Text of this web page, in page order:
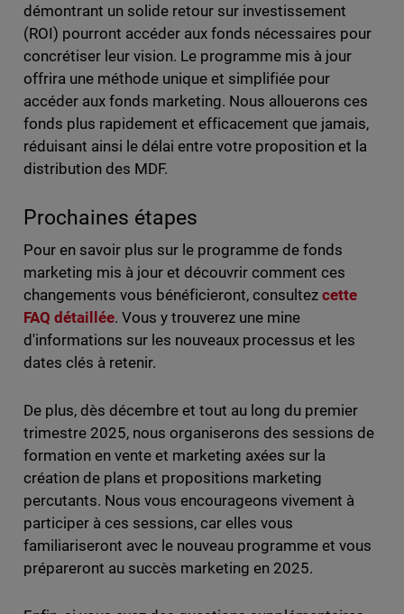
démontrant un solide retour sur investissement
(ROI) pourront accéder aux fonds nécessaires pour
concrétiser leur vision. Le programme mis à jour
offrira une méthode unique et simplifiée pour
accéder aux fonds marketing. Nous allouerons ces
fonds plus rapidement et efficacement que jamais,
réduisant ainsi le délai entre votre proposition et la
distribution des MDF.
Prochaines étapes
Pour en savoir plus sur le programme de fonds
marketing mis à jour et découvrir comment ces
changements vous bénéficieront, consultezcette
FAQ détaillée. Vous y trouverez une mine
d'informations sur les nouveaux processus et les
dates clés à retenir.
De plus, dès décembre et tout au long du premier
trimestre 2025, nous organiserons des sessions de
formation en vente et marketing axées sur la
création de plans et propositions marketing
percutants. Nous vous encourageons vivement à
participer à ces sessions, car elles vous
familiariseront avec le nouveau programme et vous
prépareront au succès marketing en 2025.